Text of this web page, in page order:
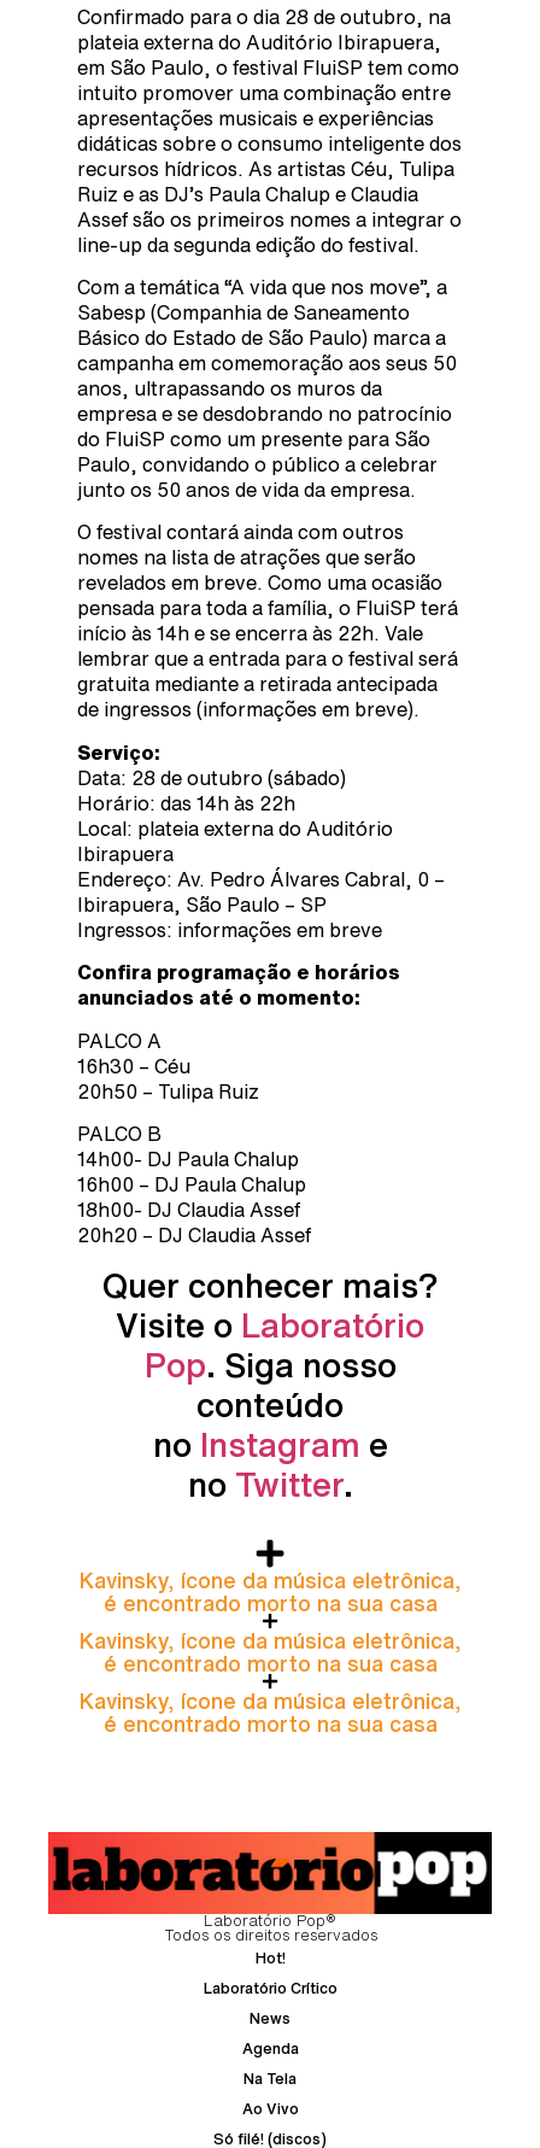
Confirmado para o dia 28 de outubro, na
plateia externa do Auditório Ibirapuera,
em São Paulo, o festival FluiSP tem como
intuito promover uma combinação entre
apresentações musicais e experiências
didáticas sobre o consumo inteligente dos
recursos hídricos. As artistas Céu, Tulipa
Ruiz e as DJ’s Paula Chalup e Claudia
Assef são os primeiros nomes a integrar o
line-up da segunda edição do festival.
Com a temática “A vida que nos move”, a
Sabesp (Companhia de Saneamento
Básico do Estado de São Paulo) marca a
campanha em comemoração aos seus 50
anos, ultrapassando os muros da
empresa e se desdobrando no patrocínio
do FluiSP como um presente para São
Paulo, convidando o público a celebrar
junto os 50 anos de vida da empresa.
O festival contará ainda com outros
nomes na lista de atrações que serão
revelados em breve. Como uma ocasião
pensada para toda a família, o FluiSP terá
início às 14h e se encerra às 22h. Vale
lembrar que a entrada para o festival será
gratuita mediante a retirada antecipada
de ingressos (informações em breve).
Serviço:
Data: 28 de outubro (sábado)
Horário: das 14h às 22h
Local: plateia externa do Auditório
Ibirapuera
Endereço: Av. Pedro Álvares Cabral, 0 –
Ibirapuera, São Paulo – SP
Ingressos: informações em breve
Confira programação e horários
anunciados até o momento:
PALCO A
16h30 – Céu
20h50 – Tulipa Ruiz
PALCO B
14h00- DJ Paula Chalup
16h00 – DJ Paula Chalup
18h00- DJ Claudia Assef
20h20 – DJ Claudia Assef
Quer conhecer mais?
Visite o Laboratório
Pop. Siga nosso
conteúdo
no Instagram e
no Twitter.
Kavinsky, ícone da música eletrônica,
é encontrado morto na sua casa
Kavinsky, ícone da música eletrônica,
é encontrado morto na sua casa
Kavinsky, ícone da música eletrônica,
é encontrado morto na sua casa
Laboratório Pop®
Todos os direitos reservados
Hot!
Laboratório Crítico
News
Agenda
Na Tela
Ao Vivo
Só filé! (discos)